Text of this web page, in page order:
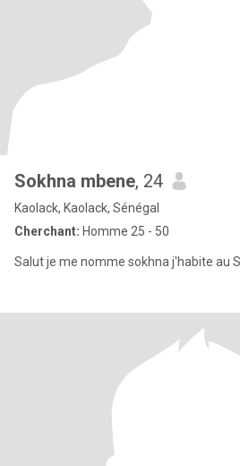
Sokhna mbene, 24
Kaolack, Kaolack, Sénégal
Cherchant: Homme 25 - 50
Salut je me nomme sokhna j'habite au